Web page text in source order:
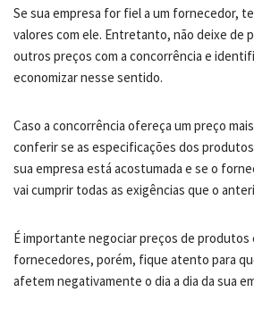
Se sua empresa for fiel a um fornecedor,
valores com ele. Entretanto, não deixe de
outros preços com a concorrência e
economizar nesse sentido.
Caso a concorrência ofereça um preço
conferir se as especificações dos produtos
sua empresa está acostumada e se o
vai cumprir todas as exigências que o
É importante negociar preços de
fornecedores, porém, fique atento para
afetem negativamente o dia a dia da sua